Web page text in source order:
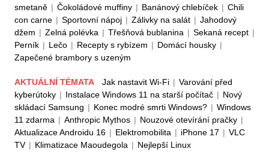
smetaně | Čokoládové muffiny | Banánový chlebíček | Chili
con carne | Sportovní nápoj | Zálivky na salát | Jahodový
džem | Zelná polévka | Třešňová bublanina | Sekaná recept |
Perník | Lečo | Recepty s rybízem | Domácí housky |
Zapečené brambory s uzeným
AKTUÁLNÍ TÉMATA Jak nastavit Wi-Fi | Varování před
kyberútoky | Instalace Windows 11 na starší počítač | Nový
skládací Samsung | Konec modré smrti Windows? | Windows
11 zdarma | Anthropic Mythos | Nouzové otevírání pračky |
Aktualizace Androidu 16 | Elektromobilita | iPhone 17 | VLC
TV | Klimatizace Maoudegola | Nejlepší Linux